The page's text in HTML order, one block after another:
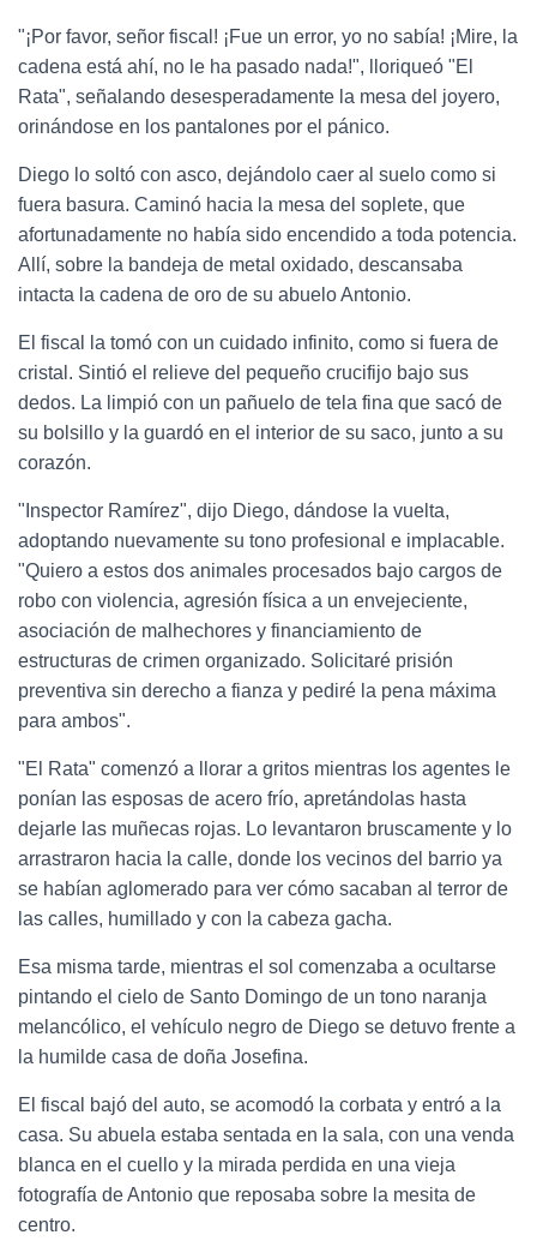
"¡Por favor, señor fiscal! ¡Fue un error, yo no sabía! ¡Mire, la
cadena está ahí, no le ha pasado nada!", lloriqueó "El
Rata", señalando desesperadamente la mesa del joyero,
orinándose en los pantalones por el pánico.
Diego lo soltó con asco, dejándolo caer al suelo como si
fuera basura. Caminó hacia la mesa del soplete, que
afortunadamente no había sido encendido a toda potencia.
Allí, sobre la bandeja de metal oxidado, descansaba
intacta la cadena de oro de su abuelo Antonio.
El fiscal la tomó con un cuidado infinito, como si fuera de
cristal. Sintió el relieve del pequeño crucifijo bajo sus
dedos. La limpió con un pañuelo de tela fina que sacó de
su bolsillo y la guardó en el interior de su saco, junto a su
corazón.
"Inspector Ramírez", dijo Diego, dándose la vuelta,
adoptando nuevamente su tono profesional e implacable.
"Quiero a estos dos animales procesados bajo cargos de
robo con violencia, agresión física a un envejeciente,
asociación de malhechores y financiamiento de
estructuras de crimen organizado. Solicitaré prisión
preventiva sin derecho a fianza y pediré la pena máxima
para ambos".
"El Rata" comenzó a llorar a gritos mientras los agentes le
ponían las esposas de acero frío, apretándolas hasta
dejarle las muñecas rojas. Lo levantaron bruscamente y lo
arrastraron hacia la calle, donde los vecinos del barrio ya
se habían aglomerado para ver cómo sacaban al terror de
las calles, humillado y con la cabeza gacha.
Esa misma tarde, mientras el sol comenzaba a ocultarse
pintando el cielo de Santo Domingo de un tono naranja
melancólico, el vehículo negro de Diego se detuvo frente a
la humilde casa de doña Josefina.
El fiscal bajó del auto, se acomodó la corbata y entró a la
casa. Su abuela estaba sentada en la sala, con una venda
blanca en el cuello y la mirada perdida en una vieja
fotografía de Antonio que reposaba sobre la mesita de
centro.